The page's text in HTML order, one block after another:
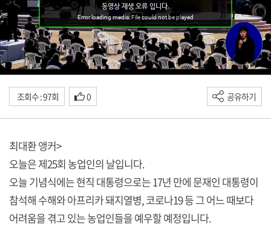
조회수 : 97회 0 공유하기
최대환 앵커>
오늘은 제25회 농업인의 날입니다.
오늘 기념식에는 현직 대통령으로는 17년 만에 문재인 대통령이
참석해 수해와 아프리카 돼지열병, 코로나19 등 그 어느 때보다
어려움을 겪고 있는 농업인들을 예우할 예정입니다.